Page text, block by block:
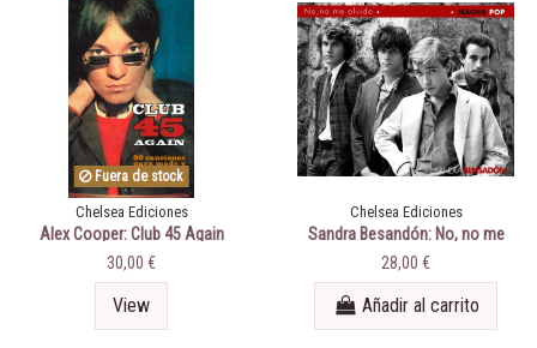
Fuera de stock
Chelsea Ediciones
Alex Cooper: Club 45 Again
30,00 €
View
Chelsea Ediciones
Sandra Besandón: No, no me
olvido - Nacha Pop
28,00 €
Añadir al carrito